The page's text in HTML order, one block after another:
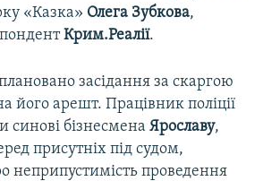
КРИМУ
«Казка» Олега Зубкова,
Крим.Реалії.
засідання за скаргою
його арешт. Працівник поліції
синові бізнесмена Ярославу,
присутніх під судом,
неприпустимість проведення